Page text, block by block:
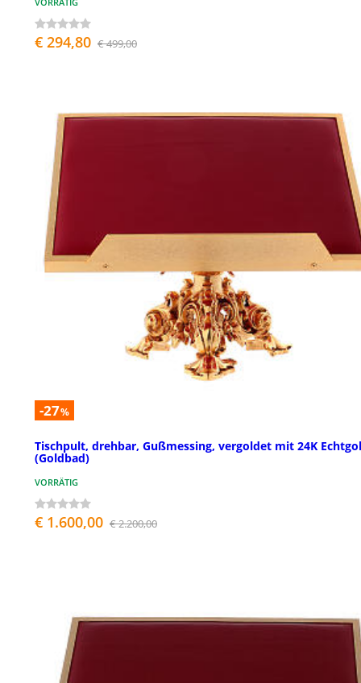
€ 294,80 € 499,00
-27%
Tischpult, drehbar, Gußmessing, vergoldet mit 24K
(Goldbad)
VORRÄTIG
€ 1.600,00 € 2.200,00